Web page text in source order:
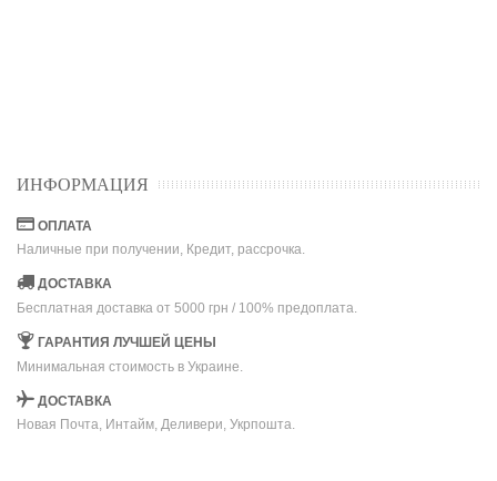
ИНФОРМАЦИЯ
ОПЛАТА
Наличные при получении, Кредит, рассрочка.
ДОСТАВКА
Бесплатная доставка от 5000 грн / 100% предоплата.
ГАРАНТИЯ ЛУЧШЕЙ ЦЕНЫ
Минимальная стоимость в Украине.
ДОСТАВКА
Новая Почта, Интайм, Деливери, Укрпошта.